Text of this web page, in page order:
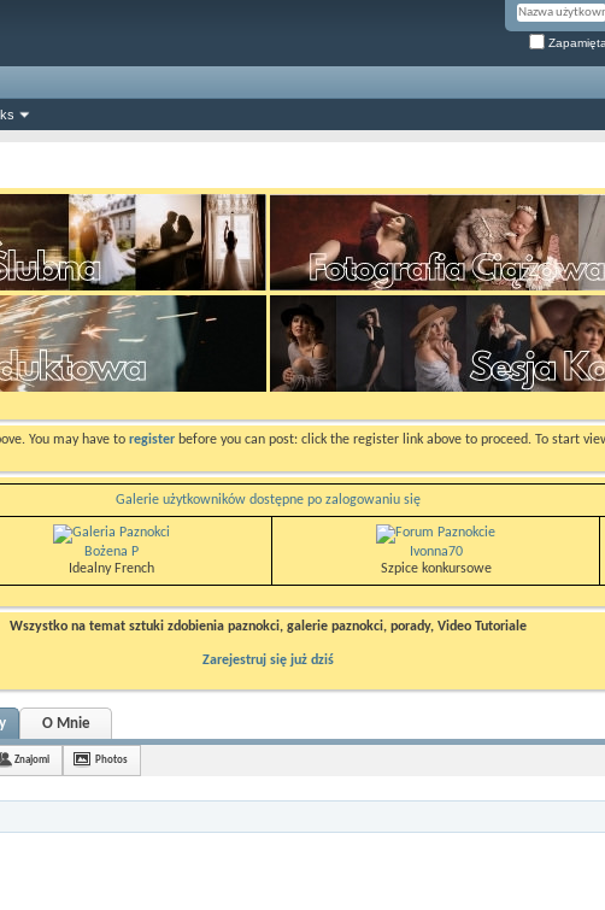
You may have to register before you can post: click the register link above to proceed. To start
Galerie użytkowników dostępne po zalogowaniu się
Bożena P
Idealny French
Ivonna70
Szpice konkursowe
Wszystko na temat sztuki zdobienia paznokci, galerie paznokci, porady, Video Tutoriale
Zarejestruj się już dziś
O Mnie
Znajomi Photos